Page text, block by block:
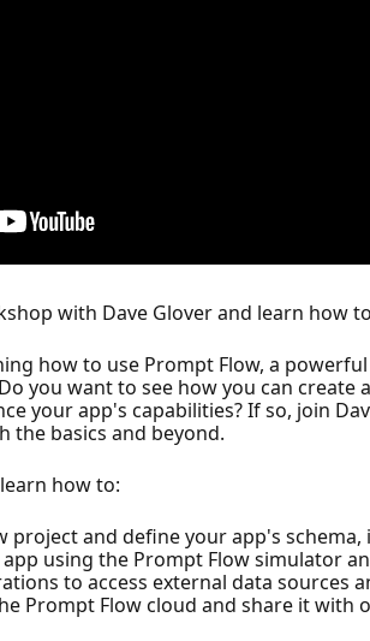
with Dave Glover and learn how
how to use Prompt Flow, a
you want to see how you can
your app's capabilities? If so, join
the basics and beyond.
how to:
project and define your app's
using the Prompt Flow simulator
to access external data sources
Prompt Flow cloud and share it with